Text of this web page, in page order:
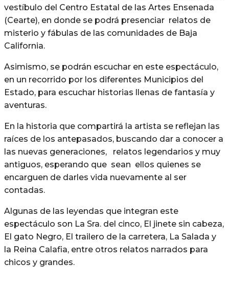
vestíbulo del Centro Estatal de las Artes Ensenada
(Cearte), en donde se podrá presenciar relatos de
misterio y fábulas de las comunidades de Baja
California.
Asimismo, se podrán escuchar en este espectáculo,
en un recorrido por los diferentes Municipios del
Estado, para escuchar historias llenas de fantasía y
aventuras.
En la historia que compartirá la artista se reflejan las
raíces de los antepasados, buscando dar a conocer a
las nuevas generaciones, relatos legendarios y muy
antiguos, esperando que sean ellos quienes se
encarguen de darles vida nuevamente al ser
contadas.
Algunas de las leyendas que integran este
espectáculo son La Sra. del cinco, El jinete sin cabeza,
El gato Negro, El trailero de la carretera, La Salada y
la Reina Calafia, entre otros relatos narrados para
chicos y grandes.